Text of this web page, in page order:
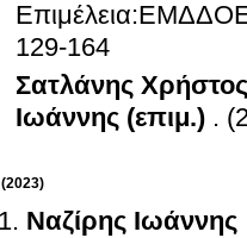
129-164
Σατλάνης
Ιωάννης (επιμ.) .
(2023)
Ναζίρης Ιωάννης